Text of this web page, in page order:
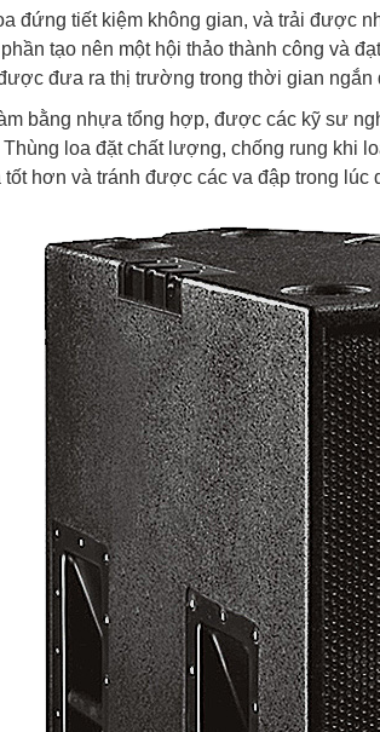
đứng tiết kiệm không gian, và trải được
tạo nên một hội thảo thành công và
đưa ra thị trường trong thời gian
bằng nhựa tổng hợp, được các kỹ sư
loa đặt chất lượng, chống rung khi
tốt hơn và tránh được các va đập trong